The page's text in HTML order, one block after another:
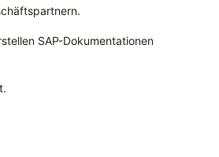
SAP-Dokumentationen